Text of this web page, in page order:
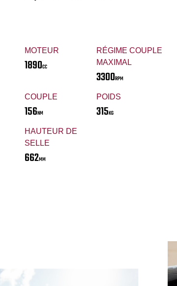
MOTEUR
1890CC
RÉGIME COUPLE
MAXIMAL
3300RPM
COUPLE
156NM
POIDS
315KG
HAUTEUR DE
SELLE
662MM